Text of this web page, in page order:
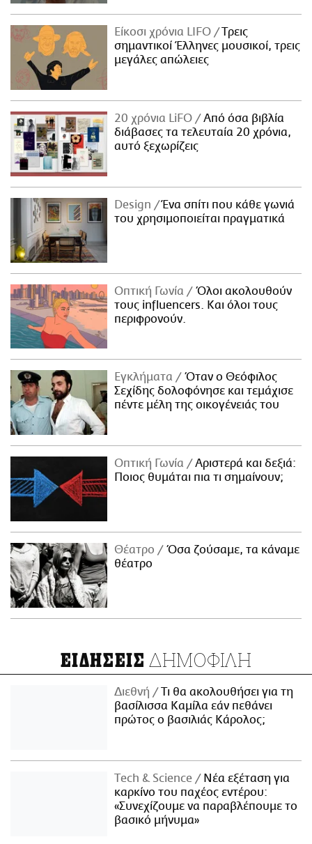
Είκοσι χρόνια LIFO
Tρεις
σημαντικοί Έλληνες μουσικοί, τρεις
μεγάλες απώλειες
20 χρόνια LiFO
Από όσα βιβλία
διάβασες τα τελευταία 20 χρόνια,
αυτό ξεχωρίζεις
Design
Ένα σπίτι που κάθε γωνιά
του χρησιμοποιείται πραγματικά
Οπτική Γωνία
Όλοι ακολουθούν
τους influencers. Και όλοι τους
περιφρονούν.
Εγκλήματα
Όταν ο Θεόφιλος
Σεχίδης δολοφόνησε και τεμάχισε
πέντε μέλη της οικογένειάς του
Οπτική Γωνία
Αριστερά και δεξιά:
Ποιος θυμάται πια τι σημαίνουν;
Θέατρο
Όσα ζούσαμε, τα κάναμε
θέατρο
ΕΙΔΗΣΕΙΣ ΔΗΜΟΦΙΛΗ
Διεθνή
Τι θα ακολουθήσει για τη
βασίλισσα Καμίλα εάν πεθάνει
πρώτος ο βασιλιάς Κάρολος;
Τech & Science
Νέα εξέταση για
καρκίνο του παχέος εντέρου:
«Συνεχίζουμε να παραβλέπουμε το
βασικό μήνυμα»